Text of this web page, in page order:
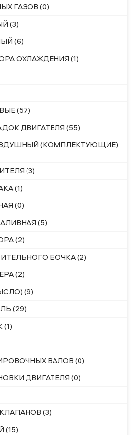
ГАЗОВ (0)
(3)
(6)
ОХЛАЖДЕНИЯ (1)
(57)
ДВИГАТЕЛЯ (55)
(КОМПЛЕКТУЮЩИЕ)
(3)
(1)
(0)
(5)
(2)
БОЧКА (2)
(2)
(9)
(29)
ВАЛОВ (0)
ДВИГАТЕЛЯ (0)
(3)